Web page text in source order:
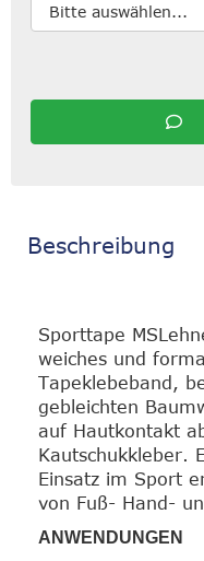
Beschreibung
Sporttape
weiches und
Tapeklebeband,
gebleichten
auf Hautkontakt
Kautschukkleber.
Einsatz im Sport
von Fuß- Hand-
ANWENDUNGEN